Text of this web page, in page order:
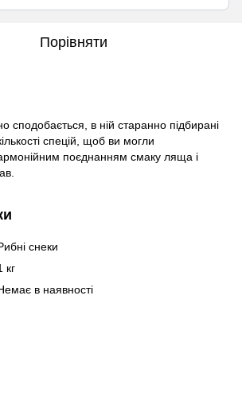
Порівняти
сподобається, в ній старанно підбирані
спецій, щоб ви могли
поєднанням смаку ляща і
снеки
кг
в наявності